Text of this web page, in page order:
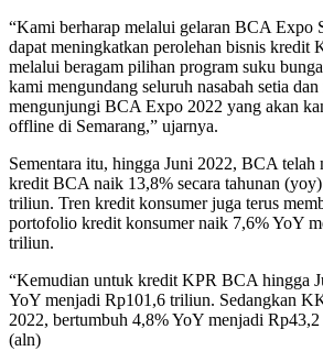
“Kami berharap melalui gelaran BCA Expo
dapat meningkatkan perolehan bisnis
melalui beragam pilihan program suku
kami mengundang seluruh nasabah setia
mengunjungi BCA Expo 2022 yang akan
offline di Semarang,” ujarnya.
Sementara itu, hingga Juni 2022, BCA telah
kredit BCA naik 13,8% secara tahunan
triliun. Tren kredit konsumer juga terus
portofolio kredit konsumer naik 7,6% YoY
triliun.
“Kemudian untuk kredit KPR BCA hingga
YoY menjadi Rp101,6 triliun. Sedangkan
2022, bertumbuh 4,8% YoY menjadi
(aln)